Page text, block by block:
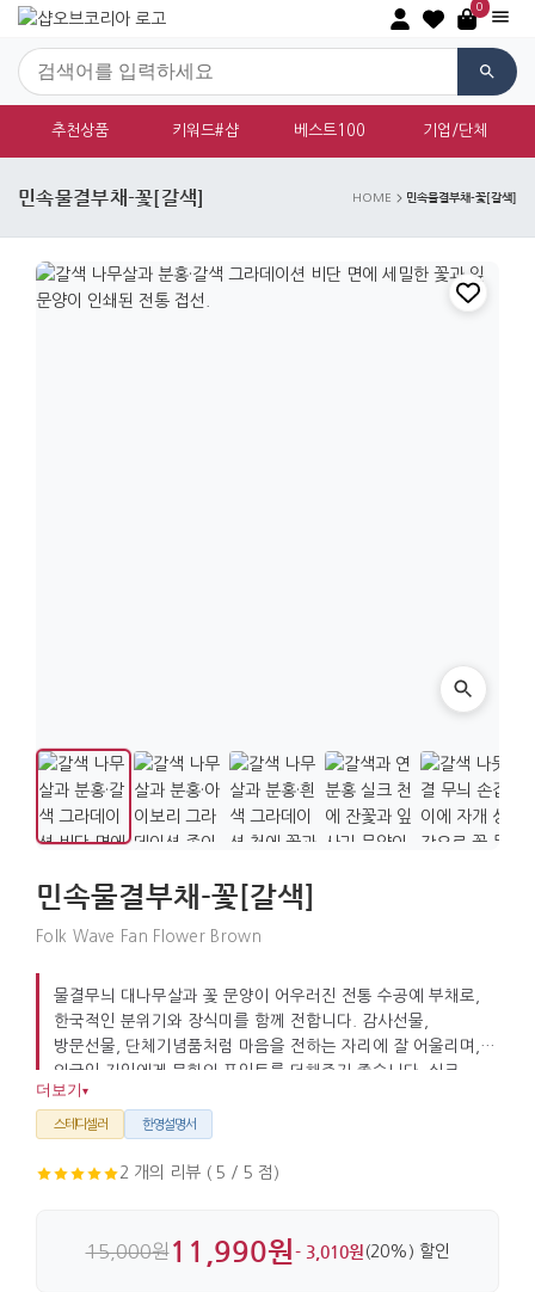
0
추천상품 키워드#샵 베스트100 기업/단체
민속물결부채-꽃[갈색] HOME 민속물결부채-꽃[갈색]
민속물결부채-꽃[갈색]
Folk Wave Fan Flower Brown
물결무늬 대나무살과 꽃 문양이 어우러진 전통 수공예 부채로,
한국적인 분위기와 장식미를 함께 전합니다. 감사선물,
방문선물, 단체기념품처럼 마음을 전하는 자리에 잘 어울리며,
외국인 지인에게 문화의 포인트를 더해주기 좋습니다. 실크
마감과 옻칠 처리로 표면이 깔끔하고 손에 쥐었을 때 가벼운
무게감이 느껴집니다.
더보기 ▾
스테디셀러 한영설명서
2 개의 리뷰 ( 5 / 5 점)
15,000원11,990원- 3,010원 (20%) 할인